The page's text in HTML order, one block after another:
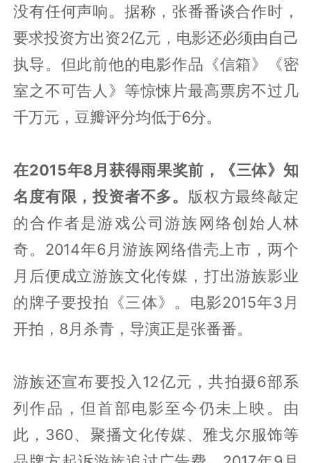
没有任何声响。据称，张番番谈合作时，
要求投资方出资2亿元，电影还必须由自己
执导。但此前他的电影作品《信箱》《密
室之不可告人》等惊悚片最高票房不过几
千万元，豆瓣评分均低于6分。
在2015年8月获得雨果奖前，《三体》知
名度有限，投资者不多。 版权方最终敲定
的合作者是游戏公司游族网络创始人林
奇。2014年6月游族网络借壳上市，两个
月后便成立游族文化传媒，打出游族影业
的牌子要投拍《三体》。电影2015年3月
开拍，8月杀青，导演正是张番番。
游族还宣布要投入12亿元，共拍摄6部系
列作品，但首部电影至今仍未上映。由
此，360、聚播文化传媒、雅戈尔服饰等